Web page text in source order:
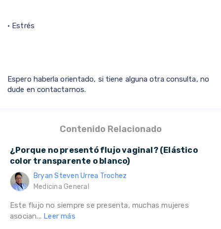
• Estrés
Espero haberla orientado, si tiene alguna otra consulta, no
dude en contactarnos.
Contenido Relacionado
¿Porque no presentó flujo vaginal? (Elástico
color transparente o blanco)
Bryan Steven Urrea Trochez
Medicina General
Este flujo no siempre se presenta, muchas mujeres
asocian... Leer más